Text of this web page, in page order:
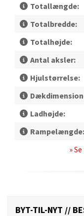
Totallængde:
Totalbredde:
Totalhøjde:
Antal aksler:
Hjulstørrelse:
Ladhøjde:
Rampelængde:
»
BYT-TIL-NYT //